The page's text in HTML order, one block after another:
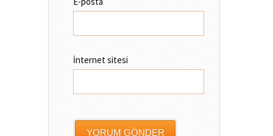
İnternet sitesi